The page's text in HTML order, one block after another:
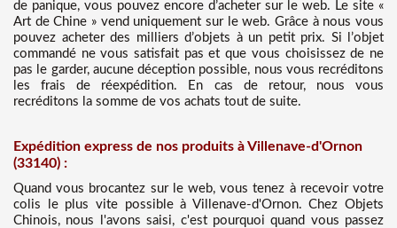
de panique, vous pouvez encore d’acheter sur le web. Le site «
Art de Chine » vend uniquement sur le web. Grâce à nous vous
pouvez acheter des milliers d’objets à un petit prix. Si l’objet
commandé ne vous satisfait pas et que vous choisissez de ne
pas le garder, aucune déception possible, nous vous recréditons
les frais de réexpédition. En cas de retour, nous vous
recréditons la somme de vos achats tout de suite.
Expédition express de nos produits à Villenave-d'Ornon
(33140) :
Quand vous brocantez sur le web, vous tenez à recevoir votre
colis le plus vite possible à Villenave-d'Ornon. Chez Objets
Chinois, nous l'avons saisi, c'est pourquoi quand vous passez